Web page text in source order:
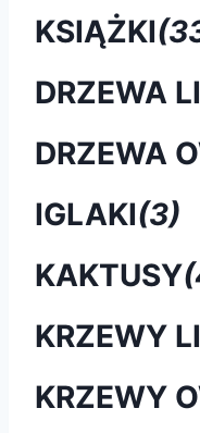
KSIĄŻKI
DRZEWA
DRZEWA
IGLAKI(3)
KAKTUSY
KRZEWY
KRZEWY